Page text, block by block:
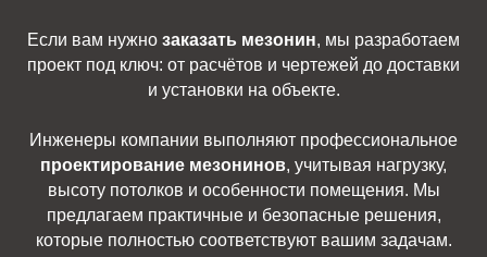
Если вам нужно заказать мезонин, мы разработаем
проект под ключ: от расчётов и чертежей до доставки
и установки на объекте.
Инженеры компании выполняют профессиональное
проектирование мезонинов, учитывая нагрузку,
высоту потолков и особенности помещения. Мы
предлагаем практичные и безопасные решения,
которые полностью соответствуют вашим задачам.